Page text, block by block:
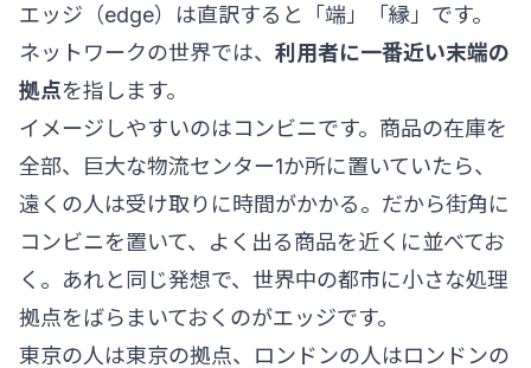
エッジ（edge）は直訳すると「端」「縁」です。
ネットワークの世界では、 利用者に一番近い末端の
拠点を指します。
イメージしやすいのはコンビニです。商品の在庫を
全部、巨大な物流センター1か所に置いていたら、
遠くの人は受け取りに時間がかかる。だから街角に
コンビニを置いて、よく出る商品を近くに並べてお
く。あれと同じ発想で、世界中の都市に小さな処理
拠点をばらまいておくのがエッジです。
東京の人は東京の拠点、ロンドンの人はロンドンの